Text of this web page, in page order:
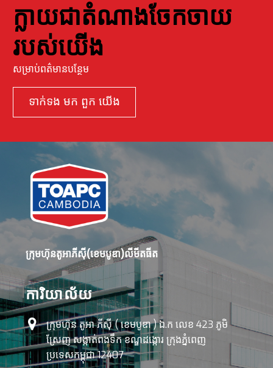
ក្លាយជាតំណាងចែកចាយ
របស់យើង
សម្រាប់ពត៌មានបន្ថែម
ទាក់ទង មក ពួក យើង
ក្រុមហ៊ុនតូអាភីស៊ី(ខេមបូឌា)លីមីតធីត
ការិយាល័យ


ក្រុមហ៊ុន តូអា ភីស៊ី ( ខេមបូឌា ) ឯ.ក លេខ 423 ភូមិ
ស្រែញ សង្កាត់ពងទឹក ខណ្ឌដង្កោរ ក្រុងភ្នំពេញ
ប្រទេសកម្ពុជា 12407